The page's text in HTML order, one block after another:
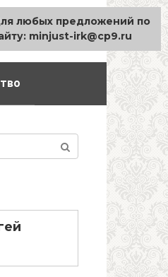
КАРТА САЙТА
любых предложений по
minjust-irk@cp9.ru